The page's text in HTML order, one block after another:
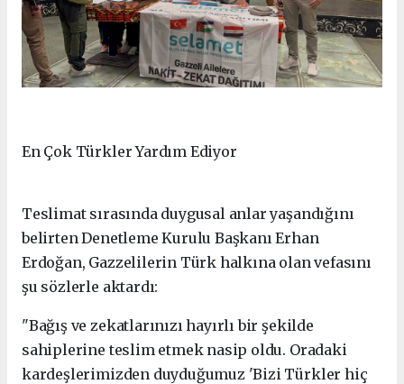
En Çok Türkler Yardım Ediyor
Teslimat sırasında duygusal anlar yaşandığını
belirten Denetleme Kurulu Başkanı Erhan
Erdoğan, Gazzelilerin Türk halkına olan vefasını
şu sözlerle aktardı:
"Bağış ve zekatlarınızı hayırlı bir şekilde
sahiplerine teslim etmek nasip oldu. Oradaki
kardeşlerimizden duyduğumuz 'Bizi Türkler hiç